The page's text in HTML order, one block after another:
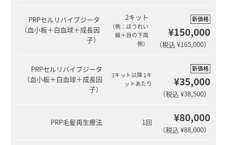
PRPセルリバイブジータ
（血小板＋白血球＋成長因
子）
2キット
（例：ほうれい
線＋目の下両
側）
新価格
¥150,000
（税込 ¥165,000）
PRPセルリバイブジータ
（血小板＋白血球＋成長因
子）
3キット以降 1キ
ットあたり
新価格
¥35,000
（税込 ¥38,500）
PRP毛髪再生療法 1回 ¥80,000
（税込 ¥88,000）